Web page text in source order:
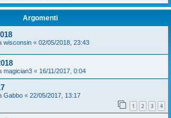
Argomenti
wisconsin « 02/05/2018, 23:43
magician3 « 16/11/2017, 0:04
Gabbo « 22/05/2017, 13:17
1 2 3 4